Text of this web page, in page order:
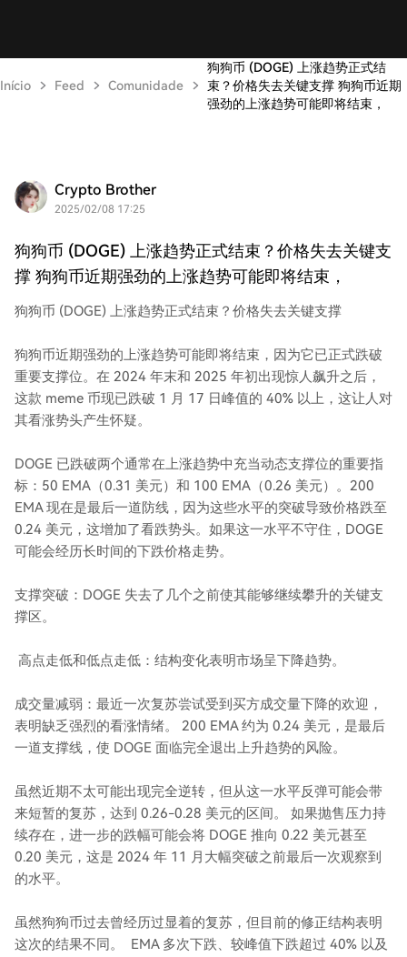
Início Feed Comunidade
狗狗币 (DOGE) 上涨趋势正式结
束？价格失去关键支撑 狗狗币近期
强劲的上涨趋势可能即将结束，
Crypto Brother
2025/02/08 17:25
狗狗币 (DOGE) 上涨趋势正式结束？价格失去关键支
撑 狗狗币近期强劲的上涨趋势可能即将结束，
狗狗币 (DOGE) 上涨趋势正式结束？价格失去关键支撑
狗狗币近期强劲的上涨趋势可能即将结束，因为它已正式跌破
重要支撑位。在 2024 年末和 2025 年初出现惊人飙升之后，
这款 meme 币现已跌破 1 月 17 日峰值的 40% 以上，这让人对
其看涨势头产生怀疑。
DOGE 已跌破两个通常在上涨趋势中充当动态支撑位的重要指
标：50 EMA（0.31 美元）和 100 EMA（0.26 美元）。200
EMA 现在是最后一道防线，因为这些水平的突破导致价格跌至
0.24 美元，这增加了看跌势头。如果这一水平不守住，DOGE
可能会经历长时间的下跌价格走势。
支撑突破：DOGE 失去了几个之前使其能够继续攀升的关键支
撑区。
高点走低和低点走低：结构变化表明市场呈下降趋势。
成交量减弱：最近一次复苏尝试受到买方成交量下降的欢迎，
表明缺乏强烈的看涨情绪。 200 EMA 约为 0.24 美元，是最后
一道支撑线，使 DOGE 面临完全退出上升趋势的风险。
虽然近期不太可能出现完全逆转，但从这一水平反弹可能会带
来短暂的复苏，达到 0.26-0.28 美元的区间。 如果抛售压力持
续存在，进一步的跌幅可能会将 DOGE 推向 0.22 美元甚至
0.20 美元，这是 2024 年 11 月大幅突破之前最后一次观察到
的水平。
虽然狗狗币过去曾经历过显着的复苏，但目前的修正结构表明
这次的结果不同。 EMA 多次下跌、较峰值下跌超过 40% 以及